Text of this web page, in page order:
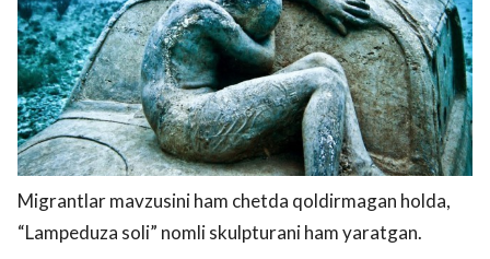
Migrantlar mavzusini ham chetda qoldirmagan holda,
“Lampeduza soli” nomli skulpturani ham yaratgan.